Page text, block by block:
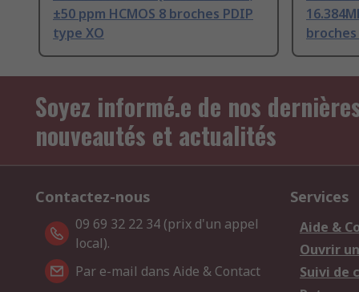
±50 ppm HCMOS 8 broches PDIP
type XO
Soyez informé.e de nos
nouveautés et actualités
Contactez-nous
09 69 32 22 34 (prix d'un appel
local).
Par e-mail dans Aide & Contact
Services
Aide &
Ouvrir
Suivi de